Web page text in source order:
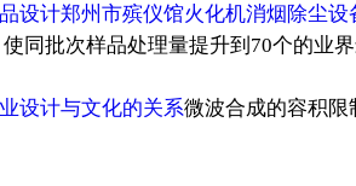
设计郑州市殡仪馆火化机消烟除尘设
同批次样品处理量提升到70个的业
设计与文化的关系微波合成的容积限